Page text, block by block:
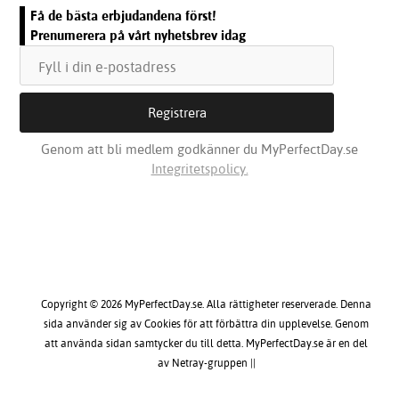
Få de bästa erbjudandena först!
Prenumerera på vårt nyhetsbrev idag
Genom att bli medlem godkänner du MyPerfectDay.se
Integritetspolicy.
Copyright © 2026 MyPerfectDay.se. Alla rättigheter reserverade. Denna
sida använder sig av Cookies för att förbättra din upplevelse. Genom
att använda sidan samtycker du till detta. MyPerfectDay.se är en del
av Netray-gruppen ||